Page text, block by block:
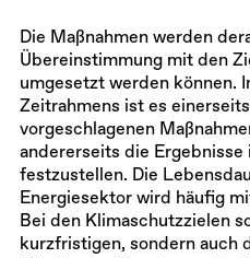
Die Maßnahmen werden
Übereinstimmung mit den
umgesetzt werden können.
Zeitrahmens ist es
vorgeschlagenen
andererseits die
festzustellen. Die
Energiesektor wird häufig
Bei den Klimaschutzzielen
kurzfristigen, sondern auch